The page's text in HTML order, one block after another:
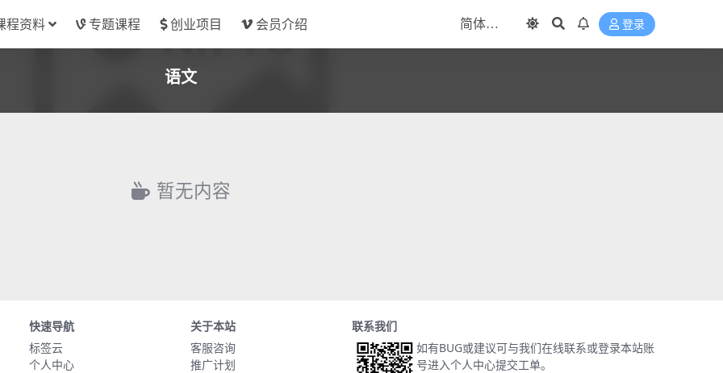
程资料 专题课程 创业项目 会员介绍 登录
语文
暂无内容
快速导航
标签云
个人中心
关于本站
客服咨询
推广计划
联系我们
如有BUG或建议可与我们在线联系或登录本站账
号进入个人中心提交工单。